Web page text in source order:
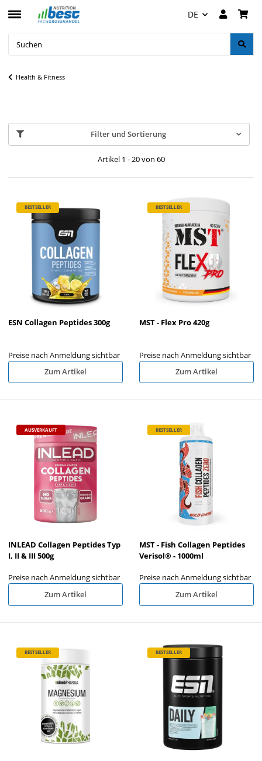
DE
Health & Fitness
Filter und Sortierung
Artikel 1 - 20 von 60
BESTSELLER
ESN Collagen Peptides 300g
Preise nach Anmeldung sichtbar
Zum Artikel
BESTSELLER
MST - Flex Pro 420g
Preise nach Anmeldung sichtbar
Zum Artikel
AUSVERKAUFT
INLEAD Collagen Peptides Typ
I, II & III 500g
Preise nach Anmeldung sichtbar
Zum Artikel
BESTSELLER
MST - Fish Collagen Peptides
Verisol® - 1000ml
Preise nach Anmeldung sichtbar
Zum Artikel
BESTSELLER BESTSELLER